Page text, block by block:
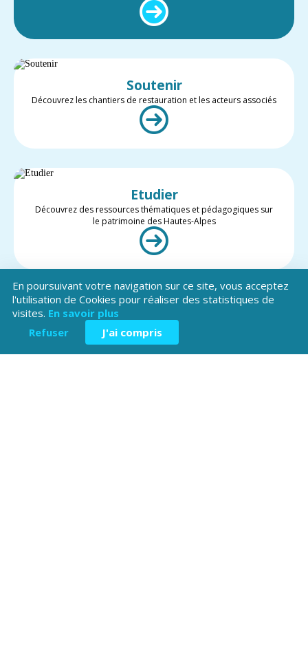
Soutenir
Découvrez les chantiers de restauration et les acteurs associés
Etudier
Découvrez des ressources thématiques et pédagogiques sur
le patrimoine des Hautes-Alpes
Valoriser
Restez informé des projets et des actualités du patrimoine des
Hautes-Alpes
En poursuivant votre navigation sur ce site, vous acceptez
l'utilisation de Cookies pour réaliser des statistiques de
visites. En savoir plus
Refuser
J'ai compris